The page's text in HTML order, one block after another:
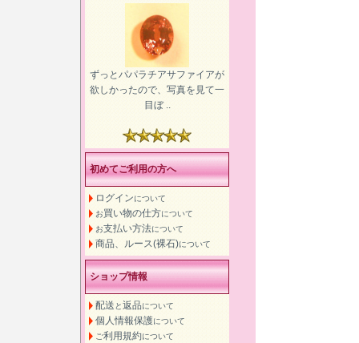
ずっとパパラチアサファイアが
欲しかったので、写真を見て一
目ぼ ..
初めてご利用の方へ
ログインについて
お買い物の仕方について
お支払い方法について
商品、ルース(裸石)について
ショップ情報
配送 と返品について
個人情報保護について
ご利用規約について